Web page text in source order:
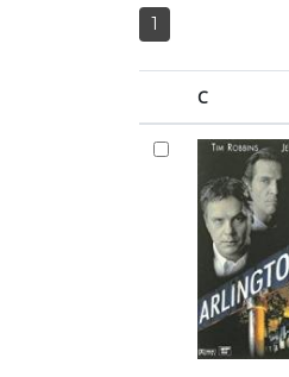
1
C